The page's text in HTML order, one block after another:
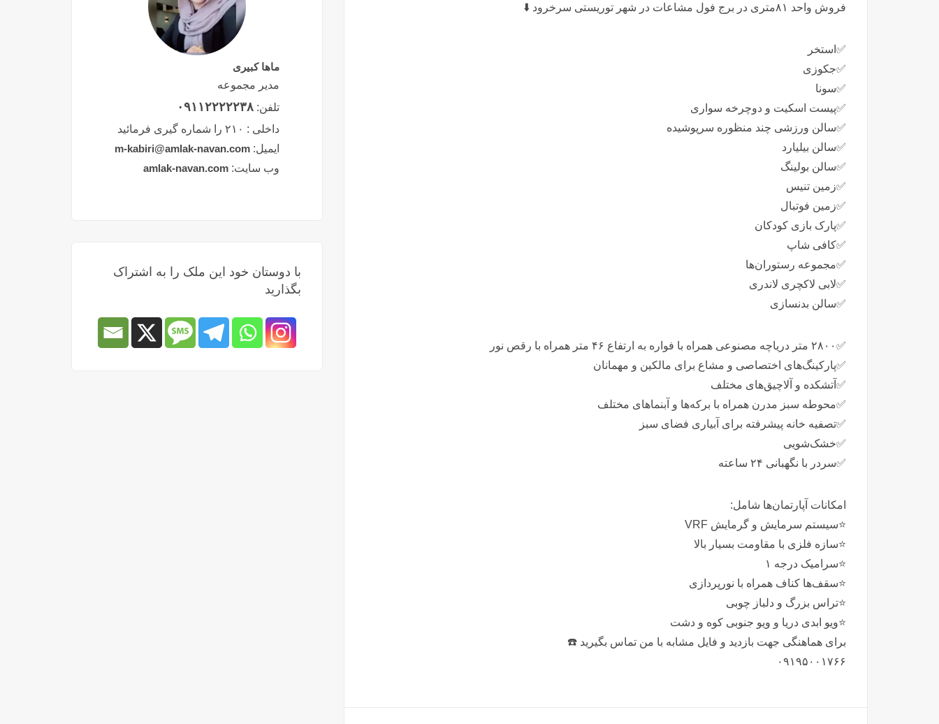
فروش واحد ۸۱متری در برج فول مشاعات در شهر توریستی سرخرود ⬇️
✅️استخر
✅️جکوزی
✅️سونا
✅️پیست اسکیت و دوچرخه سواری
✅️سالن ورزشی چند منظوره سرپوشیده
✅️سالن بیلیارد
✅️سالن بولینگ
✅️زمین تنیس
✅️زمین فوتبال
✅️پارک بازی کودکان
✅️کافی شاپ
✅️مجموعه رستوران‌ها
✅️لابی لاکچری لاندری
✅️سالن بدنسازی
✅️۲۸۰۰ متر دریاچه مصنوعی همراه با فواره به ارتفاع ۴۶ متر همراه با رقص نور
✅️پارکینگ‌های اختصاصی و مشاع برای مالکین و مهمانان
✅️آتشکده و آلاچیق‌های مختلف
✅️محوطه سبز مدرن همراه با برکه‌ها و آبنما‌های مختلف
✅️تصفیه خانه پیشرفته برای آبیاری فضای سبز
✅️خشک‌شویی
✅️سردر با نگهبانی ۲۴ ساعته
امکانات آپارتمان‌ها شامل:
⭐️سیستم سرمایش و گرمایش VRF
⭐️سازه فلزی با مقاومت بسیار بالا
⭐️سرامیک درجه ۱
⭐️سقف‌ها کناف همراه با نورپردازی
⭐️تراس بزرگ و دلباز چوبی
⭐️ویو ابدی دریا و ویو جنوبی کوه و دشت
برای هماهنگی جهت بازدید و فایل مشابه با من تماس بگیرید ☎️
۰۹۱۹۵۰۰۱۷۶۶
ماها کبیری
مدیر مجموعه
تلفن: ۰۹۱۱۲۲۲۲۲۳۸
داخلی : ۲۱۰ را شماره گیری فرمائید
ایمیل: m-kabiri@amlak-navan.com
وب سایت: amlak-navan.com
با دوستان خود این ملک را به اشتراک
بگذارید